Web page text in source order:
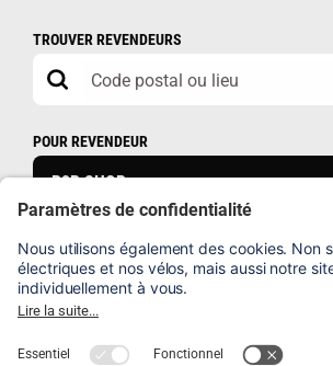
TROUVER REVENDEURS
POUR REVENDEUR
B2B SHOP